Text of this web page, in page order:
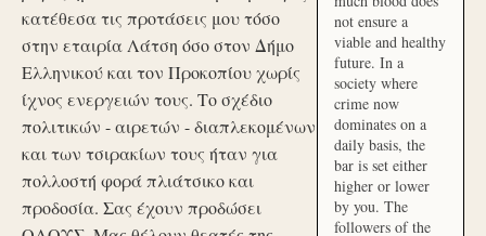
κατέθεσα τις προτάσεις μου τόσο
στην εταιρία Λάτση όσο στον Δήμο
Ελληνικού και τον Προκοπίου χωρίς
ίχνος ενεργειών τους. Το σχέδιο
πολιτικών - αιρετών - διαπλεκομένων
και των τσιρακίων τους ήταν για
πολλοστή φορά πλιάτσικο και
προδοσία. Σας έχουν προδώσει
not ensure a
viable and healthy
future. In a
society where
crime now
dominates on a
daily basis, the
bar is set either
higher or lower
by you. The
followers of the